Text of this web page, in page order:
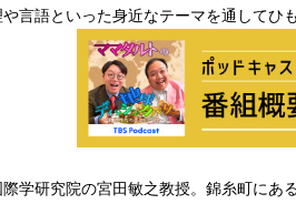
言語といった身近なテーマを通してひ
学研究院の宮田敏之教授。錦糸町に